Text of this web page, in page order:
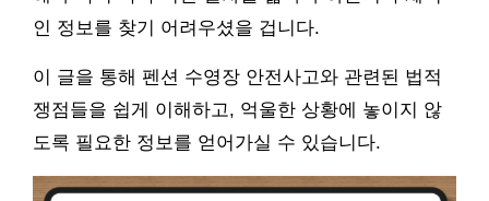
인 정보를 찾기 어려우셨을 겁니다.
이 글을 통해 펜션 수영장 안전사고와 관련된 법적
쟁점들을 쉽게 이해하고, 억울한 상황에 놓이지 않
도록 필요한 정보를 얻어가실 수 있습니다.